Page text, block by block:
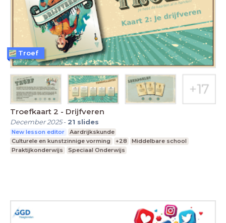
Troefkaart 2 - Drijfveren
December 2025- 21 slides
New lesson editor
Aardrijkskunde
Culturele en kunstzinnige vorming
+28
Middelbare school
Praktijkonderwijs
Speciaal Onderwijs
Troef